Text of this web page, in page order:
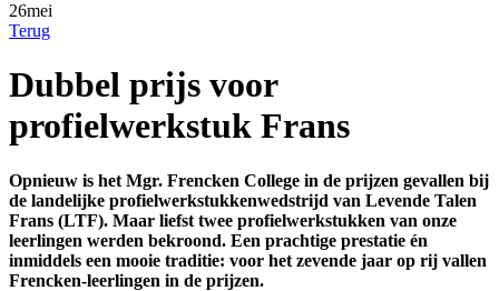
26mei
Terug
Dubbel prijs voor
profielwerkstuk Frans
Opnieuw is het Mgr. Frencken College in de prijzen gevallen bij
de landelijke profielwerkstukkenwedstrijd van Levende Talen
Frans (LTF). Maar liefst twee profielwerkstukken van onze
leerlingen werden bekroond. Een prachtige prestatie én
inmiddels een mooie traditie: voor het zevende jaar op rij vallen
Frencken-leerlingen in de prijzen.